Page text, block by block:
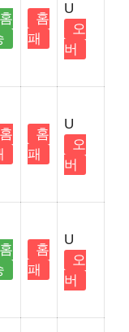
홈
홈
패
U
오
버
홈
홈
패
U
오
버
홈
홈
패
U
오
버